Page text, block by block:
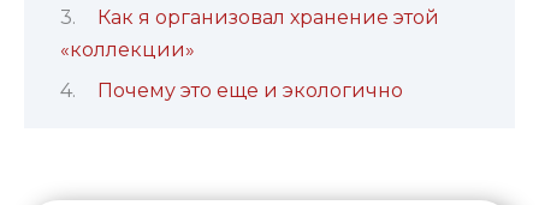
Как я организовал хранение этой
«коллекции»
Почему это еще и экологично